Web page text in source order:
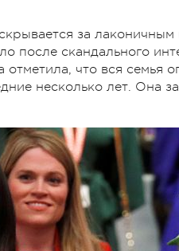
за
после скандального
что вся семья
несколько лет. Она